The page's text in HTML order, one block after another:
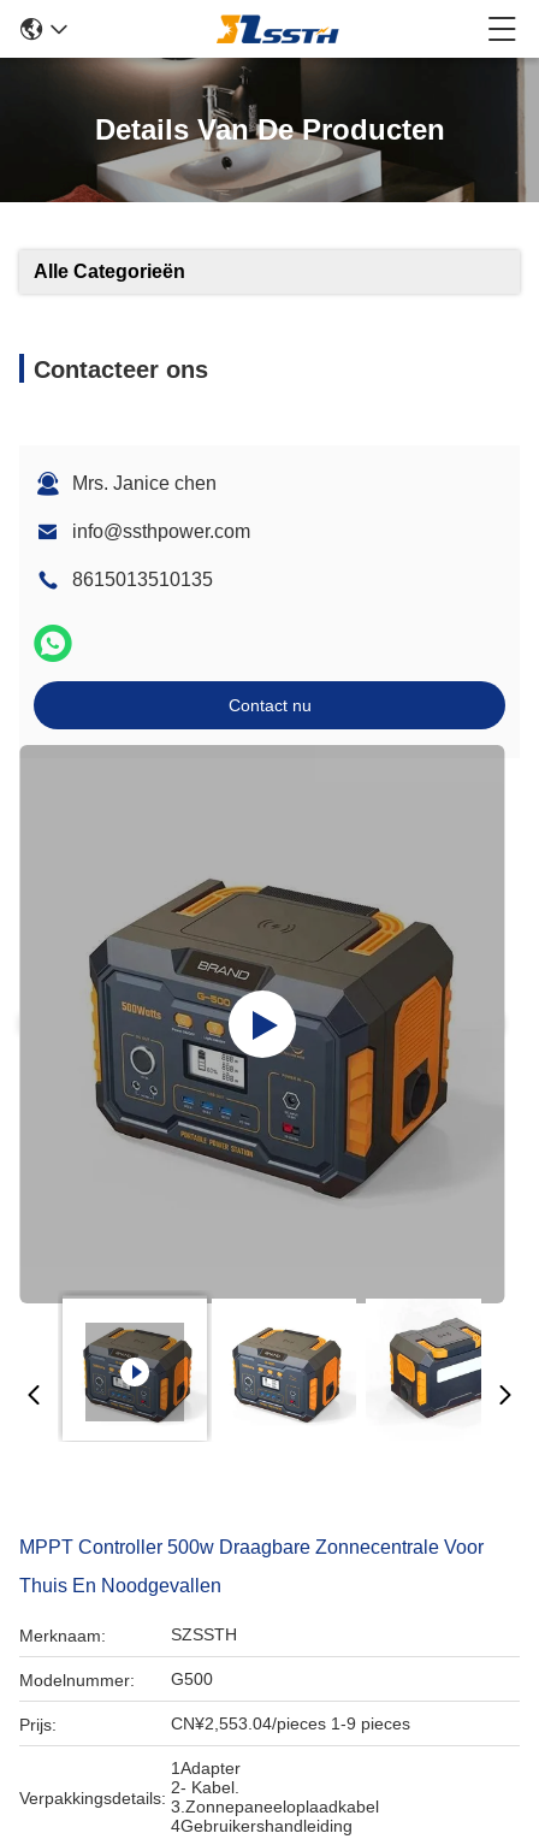
Details Van De Producten
Alle Categorieën
Contacteer ons
Mrs. Janice chen
info@ssthpower.com
8615013510135
Contact nu
MPPT Controller 500w Draagbare Zonnecentrale Voor
Thuis En Noodgevallen
Merknaam: SZSSTH
Modelnummer: G500
Prijs: CN¥2,553.04/pieces 1-9 pieces
Verpakkingsdetails:
1Adapter
2- Kabel.
3.Zonnepaneeloplaadkabel
4Gebruikershandleiding